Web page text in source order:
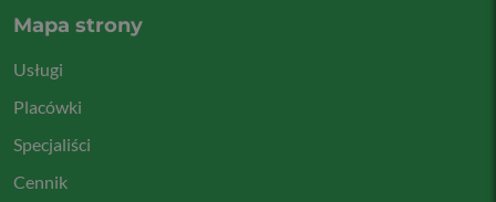
Mapa strony
Usługi
Placówki
Specjaliści
Cennik